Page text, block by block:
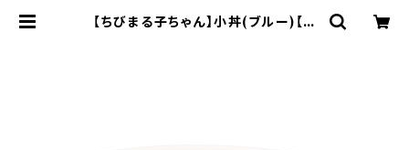
【ちびまる子ちゃん】小丼(ブルー)【C